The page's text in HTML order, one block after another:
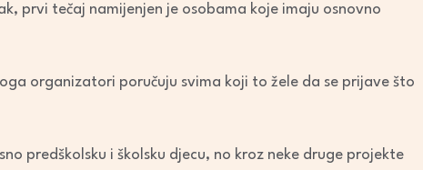
prvi tečaj namijenjen je osobama koje imaju osnovno
organizatori poručuju svima koji to žele da se prijave što
predškolsku i školsku djecu, no kroz neke druge projekte